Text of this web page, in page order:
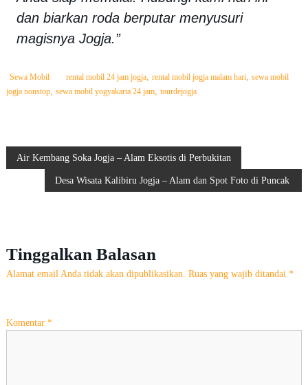
dan biarkan roda berputar menyusuri
magisnya Jogja.”
Sewa Mobil rental mobil 24 jam jogja, rental mobil jogja malam hari, sewa mobil
jogja nonstop, sewa mobil yogyakarta 24 jam, tourdejogja
N
i
g
a
Air Kembang Soka Jogja – Alam Eksotis di Perbukitan
Desa Wisata Kalibiru Jogja – Alam dan Spot Foto di Puncak
Tinggalkan Balasan
Alamat email Anda tidak akan dipublikasikan. Ruas yang wajib ditandai *
Komentar *